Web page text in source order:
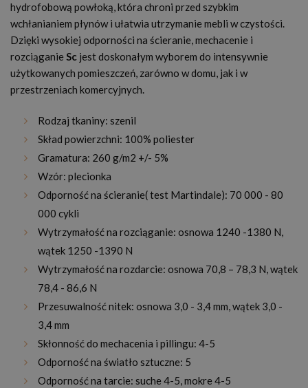
hydrofobową powłoką, która chroni przed szybkim
wchłanianiem płynów i ułatwia utrzymanie mebli w czystości.
Dzięki wysokiej odporności na ścieranie, mechacenie i
rozciąganie Sc jest doskonałym wyborem do intensywnie
użytkowanych pomieszczeń, zarówno w domu, jak i w
przestrzeniach komercyjnych.
Rodzaj tkaniny: szenil
Skład powierzchni: 100% poliester
Gramatura: 260 g/m2 +/- 5%
Wzór: plecionka
Odporność na ścieranie( test Martindale): 70 000 - 80
000 cykli
Wytrzymałość na rozciąganie: osnowa 1240 -1380 N,
wątek 1250 -1390 N
Wytrzymałość na rozdarcie: osnowa 70,8 – 78,3 N, wątek
78,4 - 86,6 N
Przesuwalność nitek: osnowa 3,0 - 3,4 mm, wątek 3,0 -
3,4 mm
Skłonność do mechacenia i pillingu: 4-5
Odporność na światło sztuczne: 5
Odporność na tarcie: suche 4-5, mokre 4-5